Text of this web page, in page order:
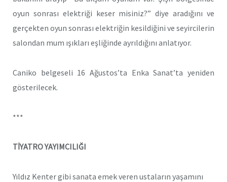
oyun sonrası elektriği keser misiniz?” diye aradığını ve
gerçekten oyun sonrası elektriğin kesildiğini ve seyircilerin
salondan mum ışıkları eşliğinde ayrıldığını anlatıyor.
Caniko belgeseli 16 Ağustos’ta Enka Sanat’ta yeniden
gösterilecek.
***
TİYATRO YAYIMCILIĞI
Yıldız Kenter gibi sanata emek veren ustaların yaşamını